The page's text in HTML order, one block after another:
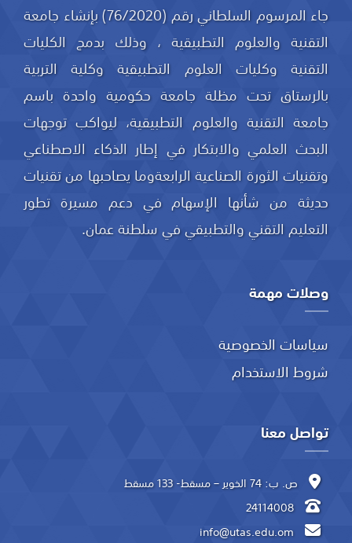
جاء المرسوم السلطاني رقم (76/2020) بإنشاء جامعة
التقنية والعلوم التطبيقية ، وذلك بدمج الكليات
التقنية وكليات العلوم التطبيقية وكلية التربية
بالرستاق تحت مظلة جامعة حكومية واحدة باسم
جامعة التقنية والعلوم التطبيقية، ليواكب توجهات
البحث العلمي والابتكار في إطار الذكاء الاصطناعي
وتقنيات الثورة الصناعية الرابعةوما يصاحبها من تقنيات
حديثة من شأنها الإسهام في دعم مسيرة تطور
التعليم التقني والتطبيقي في سلطنة عمان.
وصلات مهمة
سياسات الخصوصية
شروط الاستخدام
تواصل معنا
ص. ب: 74 الخوير – مسقط- 133 مسقط
24114008